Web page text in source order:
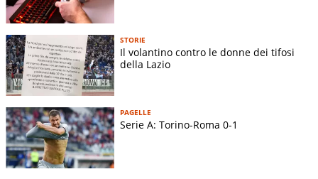
STORIE
Il volantino contro le donne dei tifosi
della Lazio
PAGELLE
Serie A: Torino-Roma 0-1